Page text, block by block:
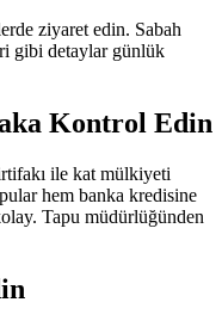
ziyaret edin. Sabah
gibi detaylar günlük
Kontrol Edin
ile kat mülkiyeti
hem banka kredisine
Tapu müdürlüğünden